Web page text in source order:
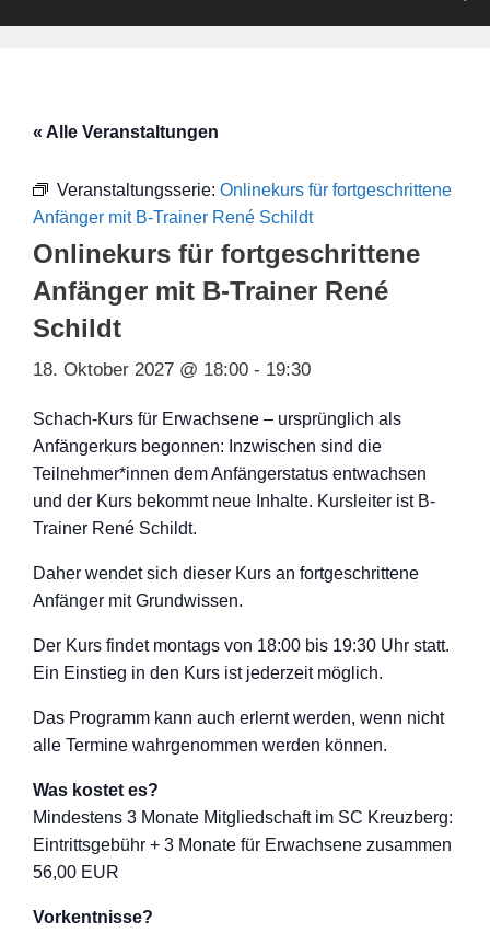
« Alle Veranstaltungen
Veranstaltungsserie: Onlinekurs für fortgeschrittene
Anfänger mit B-Trainer René Schildt
Onlinekurs für fortgeschrittene
Anfänger mit B-Trainer René
Schildt
18. Oktober 2027 @ 18:00 - 19:30
Schach-Kurs für Erwachsene – ursprünglich als
Anfängerkurs begonnen: Inzwischen sind die
Teilnehmer*innen dem Anfängerstatus entwachsen
und der Kurs bekommt neue Inhalte. Kursleiter ist B-
Trainer René Schildt.
Daher wendet sich dieser Kurs an fortgeschrittene
Anfänger mit Grundwissen.
Der Kurs findet montags von 18:00 bis 19:30 Uhr statt.
Ein Einstieg in den Kurs ist jederzeit möglich.
Das Programm kann auch erlernt werden, wenn nicht
alle Termine wahrgenommen werden können.
Was kostet es?
Mindestens 3 Monate Mitgliedschaft im SC Kreuzberg:
Eintrittsgebühr + 3 Monate für Erwachsene zusammen
56,00 EUR
Vorkentnisse?